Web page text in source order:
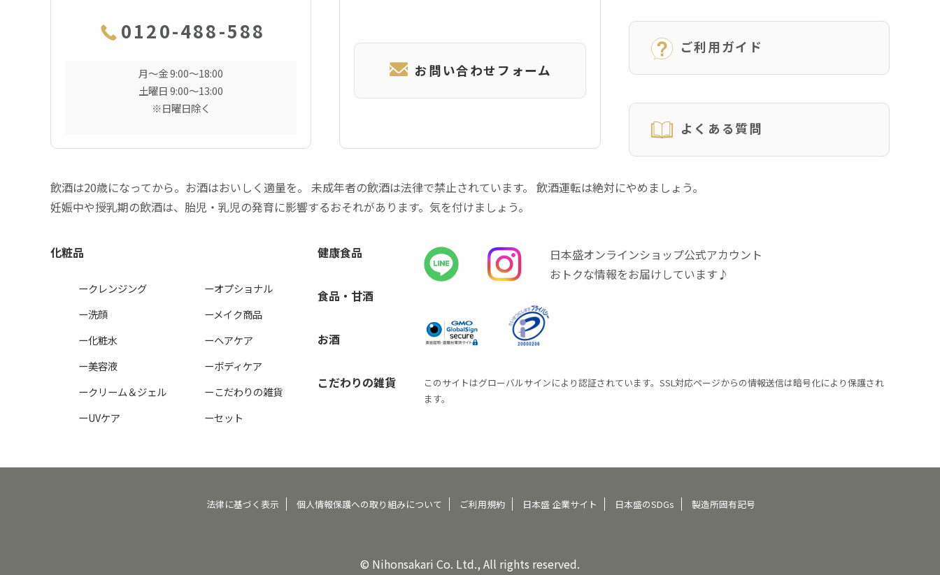
0120-488-588
月〜金 9:00〜18:00
土曜日 9:00〜13:00
※日曜日除く
お問い合わせフォーム
ご利用ガイド
よくある質問
飲酒は20歳になってから。お酒はおいしく適量を。 未成年者の飲酒は法律で禁止されています。 飲酒運転は絶対にやめましょう。
妊娠中や授乳期の飲酒は、胎児・乳児の発育に影響するおそれがあります。気を付けましょう。
化粧品
ークレンジング
ー洗顔
ー化粧水
ー美容液
ークリーム＆ジェル
ーUVケア
ーオプショナル
ーメイク商品
ーヘアケア
ーボディケア
ーこだわりの雑貨
ーセット
健康食品
食品・甘酒
お酒
こだわりの雑貨
日本盛オンラインショップ公式アカウント
おトクな情報をお届けしています♪
このサイトはグローバルサインにより認証されています。SSL対応ページからの情報送信は暗号化により保護され
ます。
法律に基づく表示 個人情報保護への取り組みについて ご利用規約 日本盛 企業サイト 日本盛のSDGs 製造所固有記号
© Nihonsakari Co. Ltd., All rights reserved.